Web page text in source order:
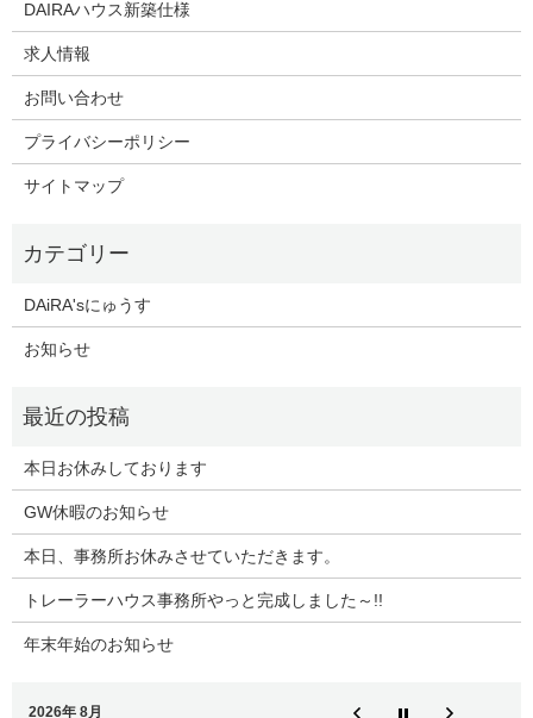
DAIRAハウス新築仕様
求人情報
お問い合わせ
プライバシーポリシー
サイトマップ
DAiRA'sにゅうす
お知らせ
本日お休みしております
GW休暇のお知らせ
本日、事務所お休みさせていただきます。
トレーラーハウス事務所やっと完成しました～!!
年末年始のお知らせ
2026年 8月